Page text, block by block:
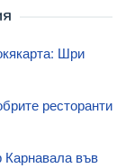
Шри
ресторанти
Карнавала във